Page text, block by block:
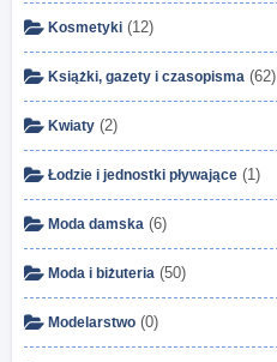
Kosmetyki (12)
Książki, gazety i czasopisma (62)
Kwiaty (2)
Łodzie i jednostki pływające (1)
Moda damska (6)
Moda i biżuteria (50)
Modelarstwo (0)